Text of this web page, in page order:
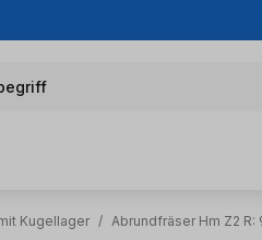
Kugellager / Abrundfräser Hm Z2 R: